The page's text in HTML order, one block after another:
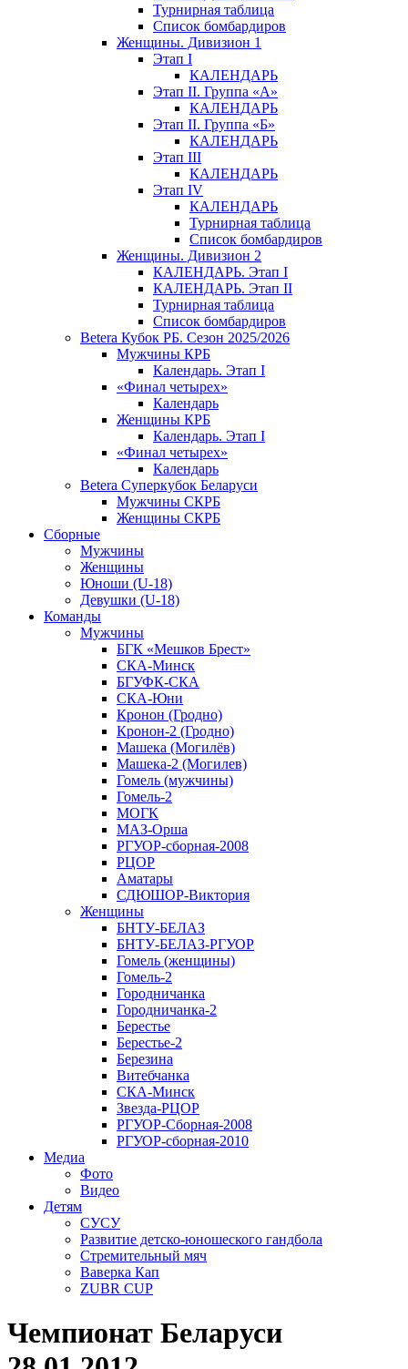
Турнирная таблица
Список бомбардиров
Женщины. Дивизион 1
Этап I
КАЛЕНДАРЬ
Этап II. Группа «А»
КАЛЕНДАРЬ
Этап II. Группа «Б»
КАЛЕНДАРЬ
Этап III
КАЛЕНДАРЬ
Этап IV
КАЛЕНДАРЬ
Турнирная таблица
Список бомбардиров
Женщины. Дивизион 2
КАЛЕНДАРЬ. Этап I
КАЛЕНДАРЬ. Этап II
Турнирная таблица
Список бомбардиров
Betera Кубок РБ. Сезон 2025/2026
Мужчины КРБ
Календарь. Этап I
«Финал четырех»
Календарь
Женщины КРБ
Календарь. Этап I
«Финал четырех»
Календарь
Betera Суперкубок Беларуси
Мужчины СКРБ
Женщины СКРБ
Сборные
Мужчины
Женщины
Юноши (U-18)
Девушки (U-18)
Команды
Мужчины
БГК «Мешков Брест»
СКА-Минск
БГУФК-СКА
СКА-Юни
Кронон (Гродно)
Кронон-2 (Гродно)
Машека (Могилёв)
Машека-2 (Могилев)
Гомель (мужчины)
Гомель-2
МОГК
МАЗ-Орша
РГУОР-сборная-2008
РЦОР
Аматары
СДЮШОР-Виктория
Женщины
БНТУ-БЕЛАЗ
БНТУ-БЕЛАЗ-РГУОР
Гомель (женщины)
Гомель-2
Городничанка
Городничанка-2
Берестье
Берестье-2
Березина
Витебчанка
СКА-Минск
Звезда-РЦОР
РГУОР-Сборная-2008
РГУОР-сборная-2010
Медиа
Фото
Видео
Детям
СУСУ
Развитие детско-юношеского гандбола
Стремительный мяч
Ваверка Кап
ZUBR CUP
Чемпионат Беларуси